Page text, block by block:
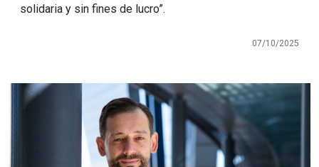
solidaria y sin fines de lucro”.
07/10/2025
Imagen